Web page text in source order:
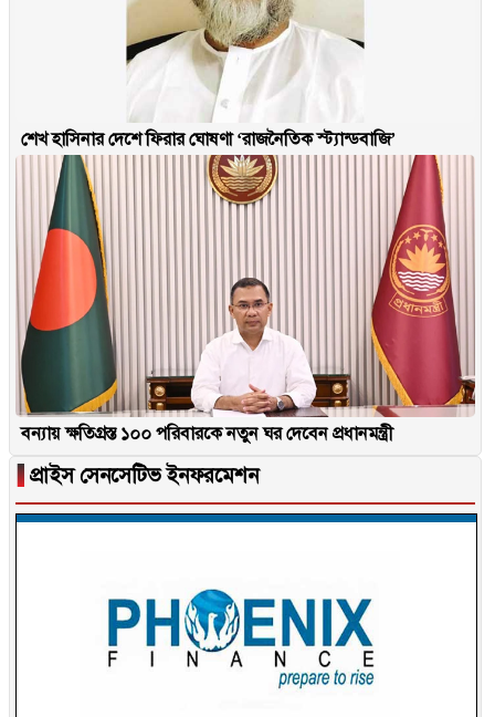
শেখ হাসিনার দেশে ফিরার ঘোষণা ‘রাজনৈতিক স্ট্যান্ডবাজি’
বন্যায় ক্ষতিগ্রস্ত ১০০ পরিবারকে নতুন ঘর দেবেন প্রধানমন্ত্রী
▐ প্রাইস সেনসেটিভ ইনফরমেশন